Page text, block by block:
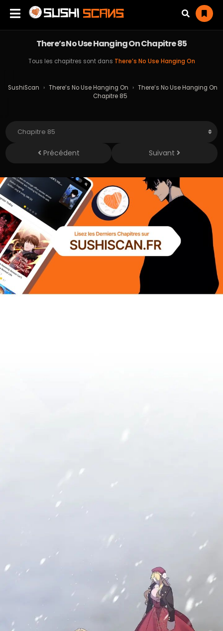
There’s No Use Hanging On Chapitre 85
Tous les chapitres sont dans There’s No Use Hanging On
SushiScan › There’s No Use Hanging On › There’s No Use Hanging On
Chapitre 85
Précédent Suivant